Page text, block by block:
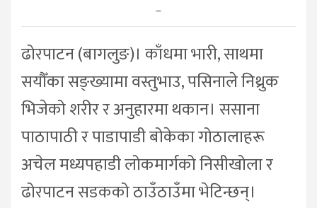
–
ढोरपाटन (बागलुङ)। काँधमा भारी, साथमा
सयौँका सङ्ख्यामा वस्तुभाउ, पसिनाले निथ्रुक
भिजेको शरीर र अनुहारमा थकान। ससाना
पाठापाठी र पाडापाडी बोकेका गोठालाहरू
अचेल मध्यपहाडी लोकमार्गको निसीखोला र
ढोरपाटन सडकको ठाउँठाउँमा भेटिन्छन्।